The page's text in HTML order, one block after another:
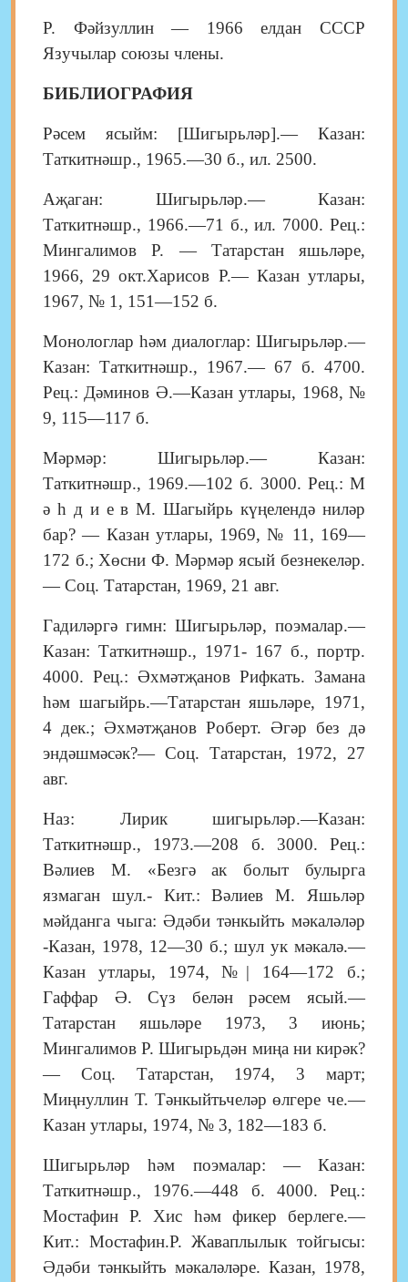
Р. Фәйзуллин — 1966 елдан СССР
Язучылар союзы члены.
БИБЛИОГРАФИЯ
Рәсем ясыйм: [Шигырьләр].— Казан:
Таткитнәшр., 1965.—30 б., ил. 2500.
Аҗаган: Шигырьләр.— Казан:
Таткитнәшр., 1966.—71 б., ил. 7000. Рец.:
Мингалимов Р. — Татарстан яшьләре,
1966, 29 окт.Харисов Р.— Казан утлары,
1967, № 1, 151—152 б.
Монологлар һәм диалоглар: Шигырьләр.—
Казан: Таткитнәшр., 1967.— 67 б. 4700.
Рец.: Дәминов Ә.—Казан утлары, 1968, №
9, 115—117 б.
Мәрмәр: Шигырьләр.— Казан:
Таткитнәшр., 1969.—102 б. 3000. Рец.: М
ә һ д и е в М. Шагыйрь күңелендә ниләр
бар? — Казан утлары, 1969, № 11, 169—
172 б.; Хөсни Ф. Мәрмәр ясый безнекеләр.
— Соц. Татарстан, 1969, 21 авг.
Гадиләргә гимн: Шигырьләр, поэмалар.—
Казан: Таткитнәшр., 1971- 167 б., портр.
4000. Рец.: Әхмәтҗанов Рифкать. Замана
һәм шагыйрь.—Татарстан яшьләре, 1971,
4 дек.; Әхмәтҗанов Роберт. Әгәр без дә
эндәшмәсәк?— Соц. Татарстан, 1972, 27
авг.
Наз: Лирик шигырьләр.—Казан:
Таткитнәшр., 1973.—208 б. 3000. Рец.:
Вәлиев М. «Безгә ак болыт булырга
язмаган шул.- Кит.: Вәлиев М. Яшьләр
мәйданга чыга: Әдәби тәнкыйть мәкаләләр
-Казан, 1978, 12—30 б.; шул ук мәкалә.—
Казан утлары, 1974, №| 164—172 б.;
Гаффар Ә. Сүз белән рәсем ясый.—
Татарстан яшьләрe 1973, 3 июнь;
Мингалимов Р. Шигырьдән миңа ни кирәк?
— Соц. Татарстан, 1974, 3 март;
Миңнуллин Т. Тәнкыйтьчеләр өлгере че.—
Казан утлары, 1974, № 3, 182—183 б.
Шигырьләр һәм поэмалар: — Казан:
Таткитнәшр., 1976.—448 б. 4000. Рец.:
Мостафин Р. Хис һәм фикер берлеге.—
Кит.: Мостафин.Р. Жаваплылык тойгысы:
Әдәби тәнкыйть мәкаләләре. Казан, 1978,